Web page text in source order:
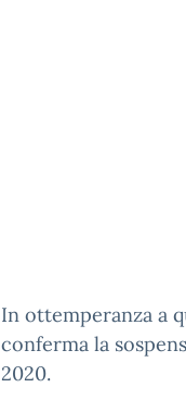
In ottemperanza a
conferma la
2020.